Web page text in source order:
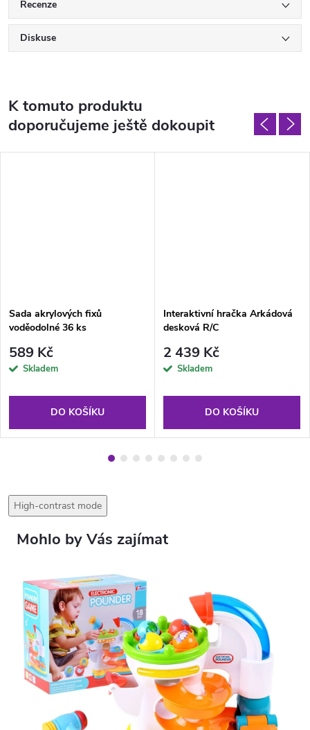
Recenze
Diskuse
K tomuto produktu
doporučujeme ještě dokoupit
Sada akrylových fixů
voděodolné 36 ks
589 Kč
Skladem
DO KOŠÍKU
Interaktivní hračka Arkádová
desková R/C
2 439 Kč
Skladem
DO KOŠÍKU
High-contrast mode